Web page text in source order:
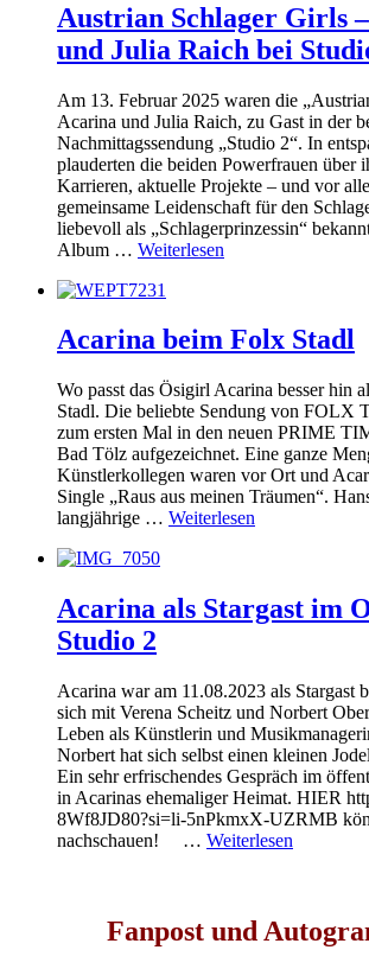
Austrian Schlager Girls
und Julia Raich bei
Am 13. Februar 2025 waren die
Acarina und Julia Raich, zu Gast in der
Nachmittagssendung „Studio 2“. In
plauderten die beiden Powerfrauen über
Karrieren, aktuelle Projekte – und vor
gemeinsame Leidenschaft für den
liebevoll als „Schlagerprinzessin“
Album … Weiterlesen
Acarina beim Folx Stadl
Wo passt das Ösigirl Acarina besser hin
Stadl. Die beliebte Sendung von FOLX
zum ersten Mal in den neuen PRIME
Bad Tölz aufgezeichnet. Eine ganze
Künstlerkollegen waren vor Ort und
Single „Raus aus meinen Träumen“.
langjährige … Weiterlesen
Acarina als Stargast im
Studio 2
Acarina war am 11.08.2023 als Stargast
sich mit Verena Scheitz und Norbert
Leben als Künstlerin und
Norbert hat sich selbst einen kleinen
Ein sehr erfrischendes Gespräch im
in Acarinas ehemaliger Heimat. HIER
8Wf8JD80?si=li-5nPkmxX-UZRMB
nachschauen! … Weiterlesen
Fanpost und